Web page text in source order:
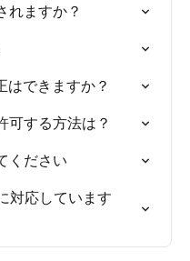
れますか？
はできますか？
可する方法は？
ください
対応しています